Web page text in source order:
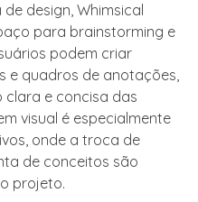
design, Whimsical
para brainstorming e
podem criar
e quadros de anotações,
clara e concisa das
visual é especialmente
onde a troca de
de conceitos são
projeto.